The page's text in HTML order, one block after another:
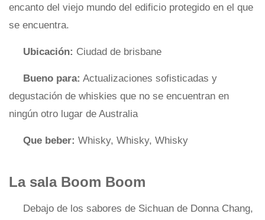
encanto del viejo mundo del edificio protegido en el que
se encuentra.
Ubicación: Ciudad de brisbane
Bueno para: Actualizaciones sofisticadas y
degustación de whiskies que no se encuentran en
ningún otro lugar de Australia
Que beber: Whisky, Whisky, Whisky
La sala Boom Boom
Debajo de los sabores de Sichuan de Donna Chang,